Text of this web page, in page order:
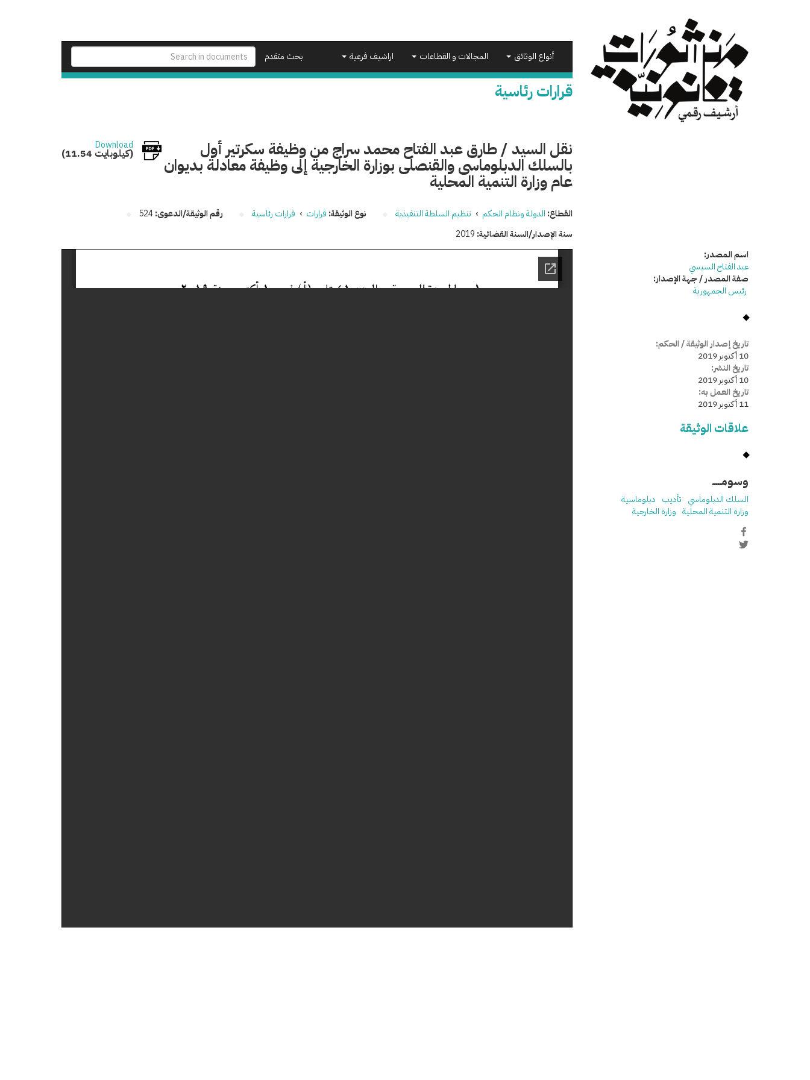
بحث متقدم
أنواع الوثائق المجالات و القطاعات اراشيف فرعية
قرارات رئاسية
نقل السيد / طارق عبد الفتاح محمد سراج من وظيفة سكرتير أول
بالسلك الدبلوماسى والقنصلى بوزارة الخارجية إلى وظيفة معادلة بديوان
عام وزارة التنمية المحلية
Download
(11.54 كيلوبايت)
القطاع: الدولة ونظام الحكم › تنظيم السلطة التنفيذية نوع الوثيقة: قرارات › قرارات رئاسية رقم الوثيقة/الدعوى:524
سنة الإصدار/السنة القضائية: 2019
اسم المصدر:
عبد الفتاح السيسي
صفة المصدر / جهة الإصدار:
رئيس الجمهورية
تاريخ إصدار الوثيقة / الحكم:
10 أكتوبر 2019
تاريخ النشر:
10 أكتوبر 2019
تاريخ العمل به:
11 أكتوبر 2019
علاقات الوثيقة
وسومـــــ
السلك الدبلوماسي تأديب دبلوماسية
وزارة التنمية المحلية وزارة الخارجية